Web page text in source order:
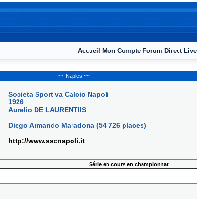
Accueil Mon Compte Forum Direct Live
~~ Naples ~~
Societa Sportiva Calcio Napoli
1926
Aurelio DE LAURENTIIS
Diego Armando Maradona (54 726 places)
http://www.sscnapoli.it
Série en cours en championnat